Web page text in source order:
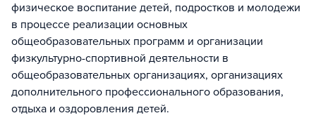
физическое воспитание детей, подростков и молодежи
в процессе реализации основных
общеобразовательных программ и организации
физкультурно-спортивной деятельности в
общеобразовательных организациях, организациях
дополнительного профессионального образования,
отдыха и оздоровления детей.